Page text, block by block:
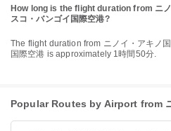
How long is the flight duration from ニ
スコ・バンゴイ国際空港?
The flight duration from ニノイ・アキノ国際空港 to フランシスコ・バンゴイ
国際空港 is approximately 1時間50分.
Popular Routes by Airport from